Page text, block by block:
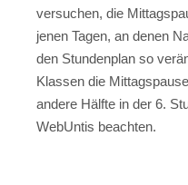
versuchen, die
jenen Tagen, an denen
den Stundenplan so
Klassen die
andere Hälfte in der 6.
WebUntis beachten.